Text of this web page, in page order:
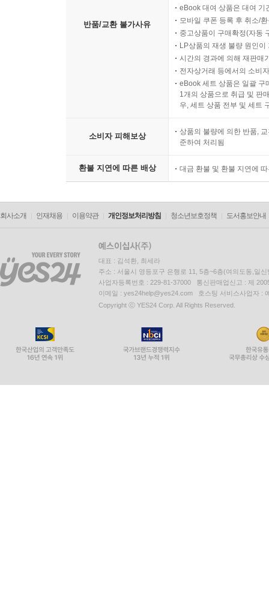
반품/교환 불가사유
eBook 대여 상품은 대여 기
모바일 쿠폰 등록 후 취소/
중고상품이 구매확정(자동
LP상품의 재생 불량 원인
시간의 경과에 의해 재판매
전자상거래 등에서의 소비
eBook 세트 상품은 일괄 구
1개의 상품으로 취급 및 판
우, 세트 상품 전부 및 세트
소비자 피해보상
상품의 불량에 의한 반품,
준하여 처리됨
환불 지연에 따른 배상 대금 환불 및 환불 지연에
회사소개 인재채용 이용약관 개인정보처리방침 청소년보호정책 도서홍보안내
대표 : 김석환, 최세라
주소 : 서울시 영등포구 은행로 11, 5층~6층(여의도동,일신
사업자등록번호 : 229-81-37000 통신판매업신고 : 제
이메일 : yes24help@yes24.com 호스팅 서비스사업자 :
Copyright ⓒ YES24 Corp. All Rights Reserved.